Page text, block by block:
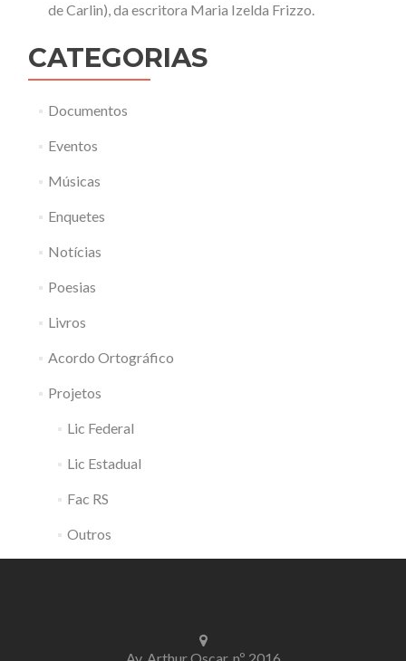
de Carlin), da escritora Maria Izelda Frizzo.
CATEGORIAS
Documentos
Eventos
Músicas
Enquetes
Notícias
Poesias
Livros
Acordo Ortográfico
Projetos
Lic Federal
Lic Estadual
Fac RS
Outros